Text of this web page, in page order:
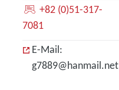
+82 (0)51-317-
7081
E-Mail:
g7889@hanmail.net